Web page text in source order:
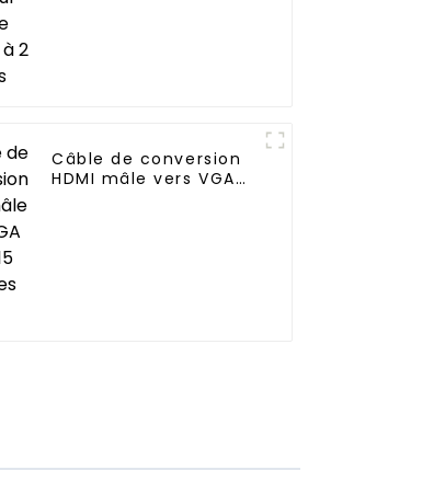
Câble de conversion
HDMI mâle vers VGA